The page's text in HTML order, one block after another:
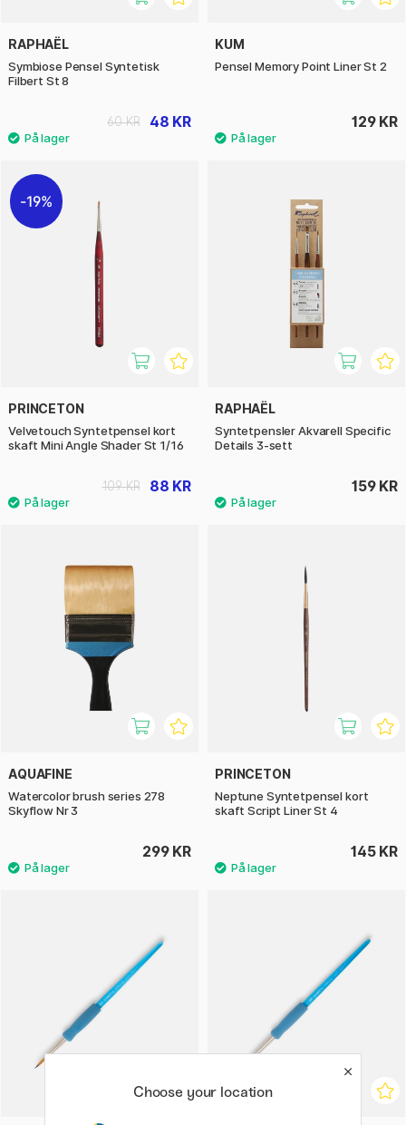
RAPHAËL
Symbiose Pensel Syntetisk
Filbert St 8
48 KR
60 KR
KUM
Pensel Memory Point Liner St 2
129 KR
19%
PRINCETON
Velvetouch Syntetpensel kort
skaft Mini Angle Shader St 1/16
88 KR
109 KR
RAPHAËL
Syntetpensler Akvarell Specific
Details 3-sett
159 KR
AQUAFINE
Watercolor brush series 278
Skyflow Nr 3
299 KR
PRINCETON
Neptune Syntetpensel kort
skaft Script Liner St 4
145 KR
Choose your location